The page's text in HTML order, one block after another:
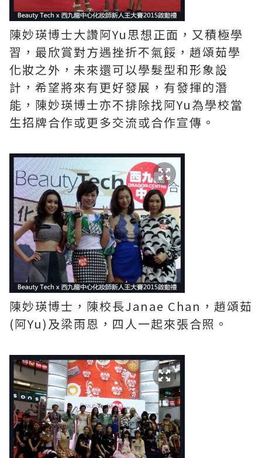
陳妙瑛博士大讚阿Yu思想正面，又積極學
習，最欣賞對方遇挫折不氣餒，趙頌茹學
化妝之外，未來還可以學髮型和形象設
計，希望將來有更好發展，有發揮的潛
能，陳妙瑛博士亦不排除找阿Yu為學校當
生招牌合作或更多交流或合作宣傳。
陳妙瑛博士，陳校長Janae Chan，趙頌茹
(阿Yu)及梁雨恩，四人一起來張合照。